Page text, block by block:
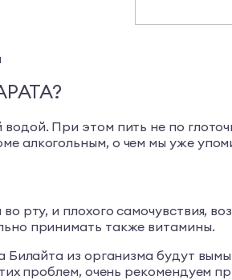
При этом пить не по
алкогольным, о чем мы уже
рту, и плохого самочувствия,
принимать также витамины.
из организма будут
проблем, очень рекомендуем